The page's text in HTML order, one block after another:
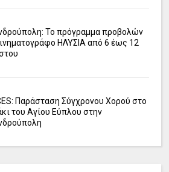
Το πρόγραμμα προβολών
ΗΛΥΣΙΑ από 6 έως 12
Παράσταση Σύγχρονου Χορού στο
του Αγίου Εύπλου στην